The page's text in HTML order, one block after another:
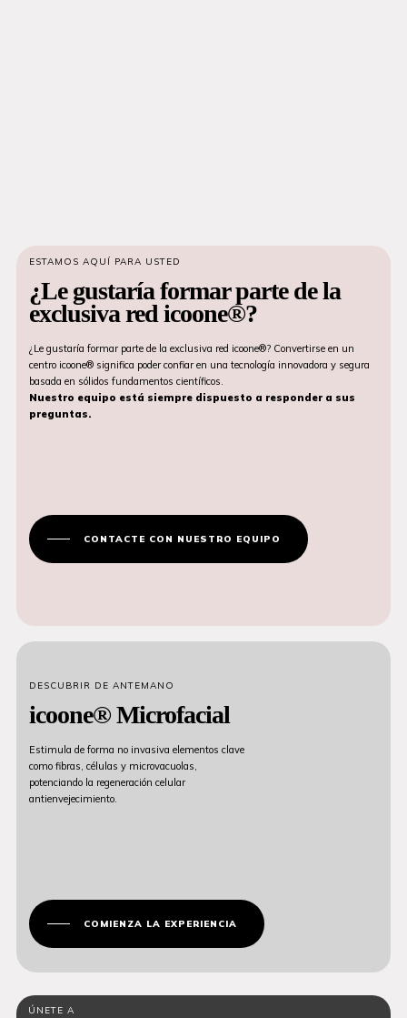
ESTAMOS AQUÍ PARA USTED
¿Le gustaría formar parte de la
exclusiva red icoone®?
¿Le gustaría formar parte de la exclusiva red icoone®? Convertirse en un
centro icoone® significa poder confiar en una tecnología innovadora y segura
basada en sólidos fundamentos científicos.
Nuestro equipo está siempre dispuesto a responder a sus
preguntas.
CONTACTE CON NUESTRO EQUIPO
DESCUBRIR DE ANTEMANO
icoone® Microfacial
Estimula de forma no invasiva elementos clave
como fibras, células y microvacuolas,
potenciando la regeneración celular
antienvejecimiento.
COMIENZA LA EXPERIENCIA
ÚNETE A